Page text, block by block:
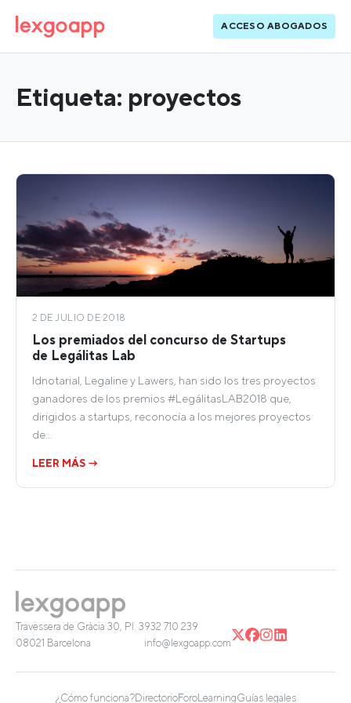
ACCESO ABOGADOS
Etiqueta: proyectos
2 DE JULIO DE 2018
Los premiados del concurso de Startups
de Legálitas Lab
Idnotarial, Legaline y Lawers, han sido los tres proyectos
ganadores de los premios #LegálitasLAB2018 que,
dirigidos a startups, reconocía a los mejores proyectos
de…
LEER MÁS →
Travessera de Gràcia 30, Pl. 3
08021 Barcelona
932 710 239
info@lexgoapp.com
¿Cómo funciona?DirectorioForoLearningGuías legales